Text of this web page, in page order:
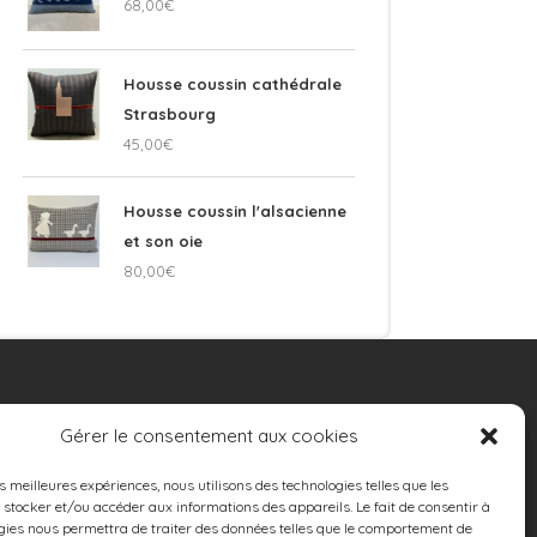
Gérer le consentement aux cookies
meilleures expériences, nous utilisons des technologies telles que les
stocker et/ou accéder aux informations des appareils. Le fait de consentir à
nous permettra de traiter des données telles que le comportement de
68,00€
Housse coussin cathédrale
Strasbourg
45,00€
Housse coussin l'alsacienne
et son oie
80,00€
D’AMEUBLEMENT
et rénovation de sièges